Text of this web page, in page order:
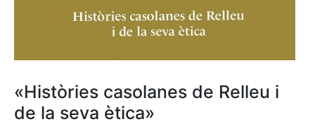
«Històries casolanes de Relleu i
de la seva ètica»